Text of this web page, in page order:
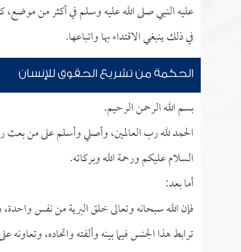
عليه النبي صلى الله عليه وسلم في أكثر من موضع،
في ذلك ينبغي الاقتداء بها واتباعها.
الحكمة من تشريع الحقوق للإنسان
بسم الله الرحمن الرحيم.
الحمد لله رب العالمين، وأصلي وأسلم على من بعث
السلام عليكم ورحمة الله وبركاته.
أما بعد:
فإن الله سبحانه وتعالى خلق البرية من نفس
ترابط هذا الجنس فيما بينه وألفته واتحاده،